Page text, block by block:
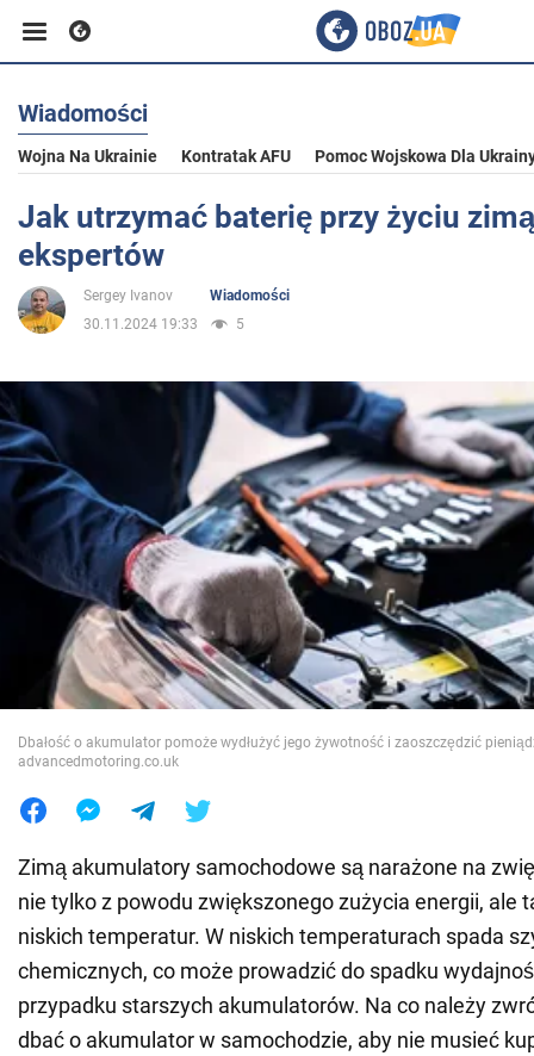
Biznes
Sport
Rozrywka
Polityka
Społeczeństwo
Wojna na Ukrainie
Świat
Jedzenie
Wiadomości
Wojna Na Ukrainie Kontratak AFU Pomoc Wojskowa Dla
Jak utrzymać baterię przy życiu
ekspertów
Sergey Ivanov
Wiadomości
30.11.2024 19:33
5
Dbałość o akumulator pomoże wydłużyć jego żywotność i zaoszczędzić
advancedmotoring.co.uk
Zimą akumulatory samochodowe są narażone na
nie tylko z powodu zwiększonego zużycia energii, ale
niskich temperatur. W niskich temperaturach spada
chemicznych, co może prowadzić do spadku
przypadku starszych akumulatorów. Na co należy
dbać o akumulator w samochodzie, aby nie musieć